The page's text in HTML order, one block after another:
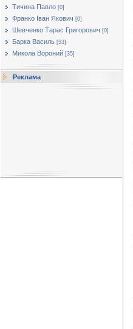
Тичина Павло [0]
Франко Іван Якович [0]
Шевченко Тарас Григорович [0]
Барка Василь [53]
Микола Вороний [35]
Реклама